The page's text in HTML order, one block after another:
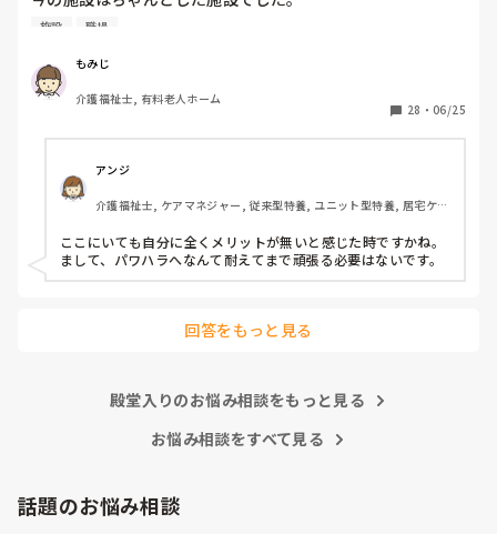
ありがとうございました。
いお言葉でお願いいたします。
いつもご機嫌を伺うみたいなとこが
あり、機嫌が悪いと理不尽に叱られる
みたいなとこがあり凹んだりしてました。
6月入社して最初は違い過ぎる事ばかりで
戸惑い、仕事を覚えるのが大変でしたが、
介護の仕事だけに集中出来る今の職場は
有難いなと感謝しています。
皆さんの転職する決め手は何ですか？
施設 職場
もみじ
介護福祉士, 有料老人ホーム
28 ・ 06/25
アンジ
介護福祉士, ケアマネジャー, 従来型特養, ユニット型特養, 居宅ケア
ここにいても自分に全くメリットが無いと感じた時ですかね。
まして、パワハラへなんて耐えてまで頑張る必要はないです。
回答をもっと見る
殿堂入りのお悩み相談をもっと見る
お悩み相談をすべて見る
話題のお悩み相談